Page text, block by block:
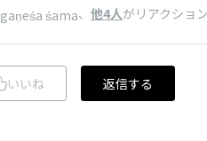
gaṇeśa śama、 他4人がリアクション
いいね 返信する